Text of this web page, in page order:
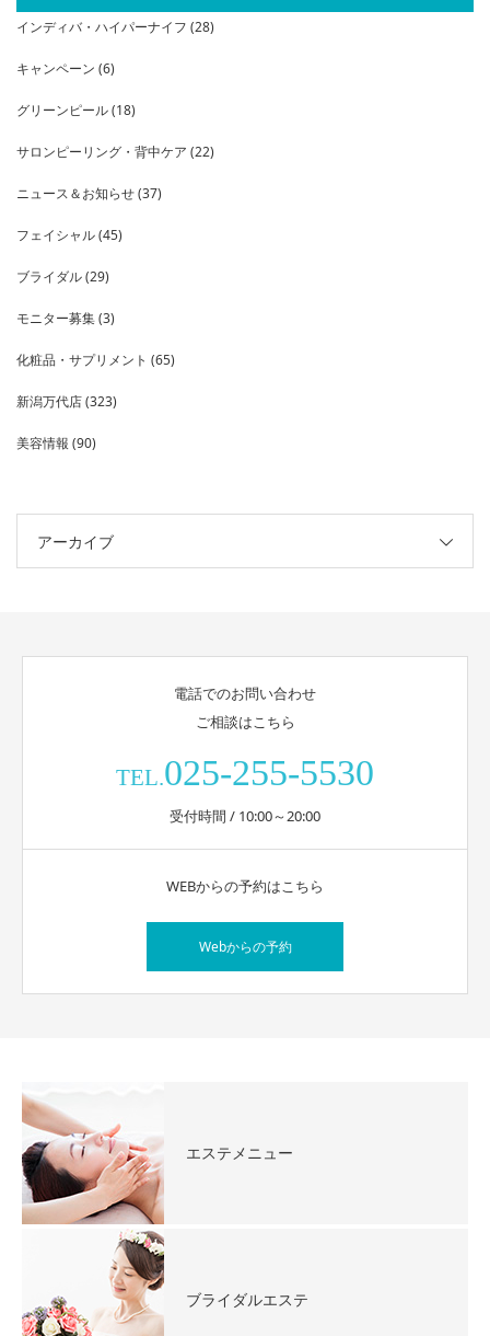
インディバ・ハイパーナイフ (28)
キャンペーン (6)
グリーンピール(18)
サロンピーリング・背中ケア (22)
ニュース＆お知らせ(37)
フェイシャル(45)
ブライダル(29)
モニター募集(3)
化粧品・サプリメント (65)
新潟万代店(323)
美容情報 (90)
アーカイブ
電話でのお問い合わせ
ご相談はこちら
TEL.025-255-5530
受付時間 / 10:00～20:00
WEBからの予約はこちら
Webからの予約
エステメニュー
ブライダルエステ